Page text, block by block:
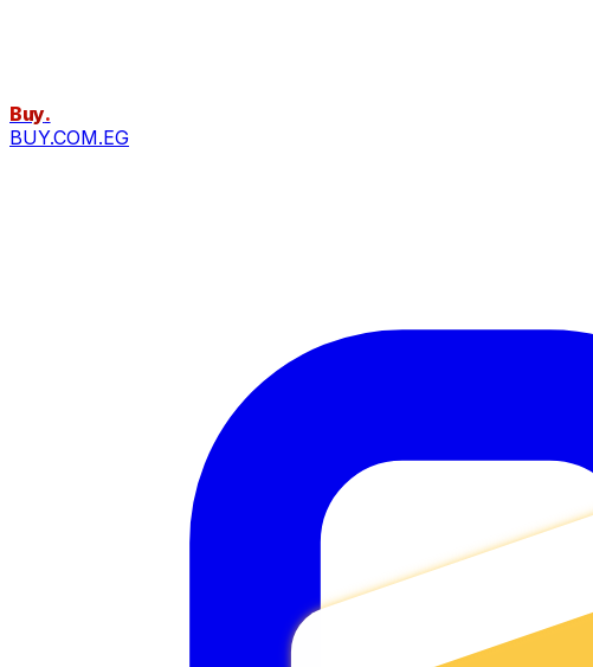
Buy.
BUY.COM.EG